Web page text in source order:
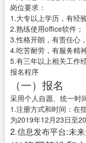
岗位要求：
1.大专以上学历，有经
2.熟练使用office软件；
3.性格开朗，有责任心
4.吃苦耐劳，有服务精
5.有三年以上相关工作经
报名程序
（一）报名
采用个人自愿、统一时
1.注册方式和时间：在
为2019年12月23日至
2.信息发布平台:未